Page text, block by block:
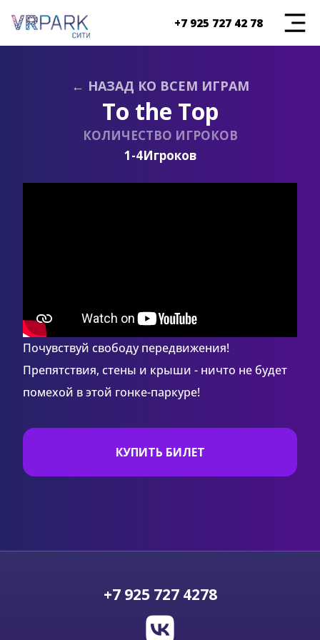
+7 925 727 42 78
← НАЗАД КО ВСЕМ ИГРАМ
To the Top
КОЛИЧЕСТВО ИГРОКОВ
1-4Игроков
Почувствуй свободу передвижения!
Препятствия, стены и крыши - ничто не будет
помехой в этой гонке-паркуре!
КУПИТЬ БИЛЕТ
+7 925 727 4278